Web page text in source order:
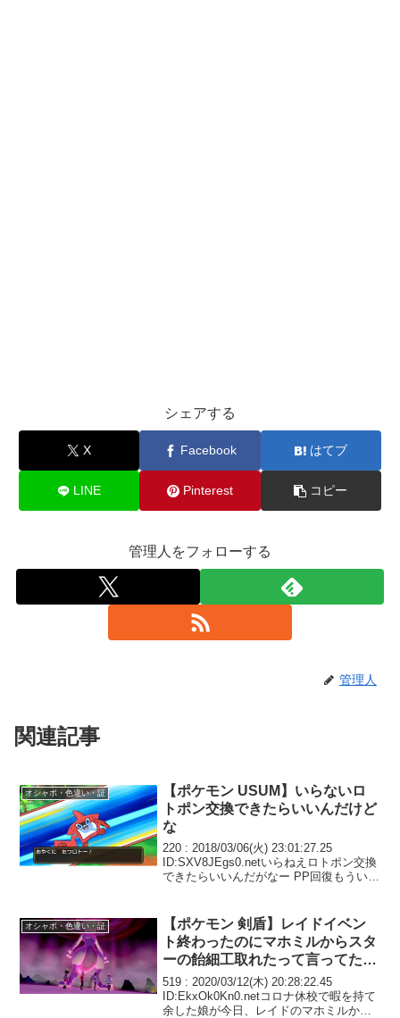
シェアする
X Facebook はてブ
LINE Pinterest コピー
管理人をフォローする
管理人
関連記事
オシャボ・色違い・証
【ポケモン USUM】いらないロ
トポン交換できたらいいんだけど
な
220 : 2018/03/06(火) 23:01:27.25
ID:SXV8JEgs0.netいらねえロトポン交換
できたらいいんだがなー PP回復もういら
たり出る確...
オシャボ・色違い・証
【ポケモン 剣盾】レイドイベン
ト終わったのにマホミルからスタ
ーの飴細工取れたって言ってたけ
どありうるの？
519 : 2020/03/12(木) 20:28:22.45
ID:EkxOk0Kn0.netコロナ休校で暇を持て
余した娘が今日、レイドのマホミルから